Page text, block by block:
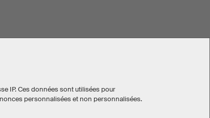
IP. Ces données sont utilisées pour
personnalisées et non personnalisées.